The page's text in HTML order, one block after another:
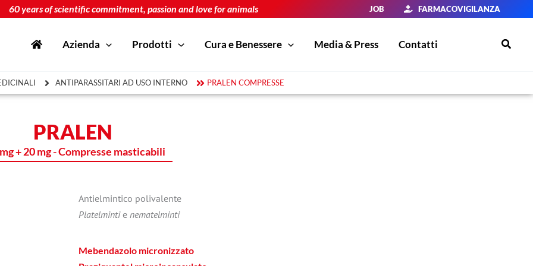
60 years of scientific commitment, passion and love for animals JOB FARMACOVIGILANZA
Azienda Prodotti Cura e Benessere Media & Press Contatti Cerca
ANTIPARASSITARI AD USO INTERNO PRALEN COMPRESSE
PRALEN
+ 20 mg - Compresse masticabili
Antielmintico polivalente
Platelmintie nematelminti
Mebendazolo micronizzato